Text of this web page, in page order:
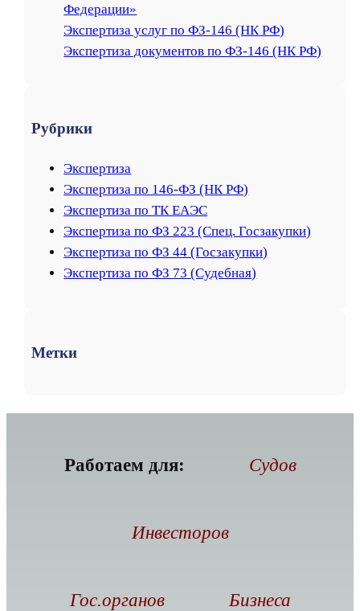
Федерации»
Экспертиза услуг по ФЗ-146 (НК РФ)
Экспертиза документов по ФЗ-146 (НК РФ)
Рубрики
Экспертиза
Экспертиза по 146-ФЗ (НК РФ)
Экспертиза по ТК ЕАЭС
Экспертиза по ФЗ 223 (Спец. Госзакупки)
Экспертиза по ФЗ 44 (Госзакупки)
Экспертиза по ФЗ 73 (Судебная)
Метки
Работаем для: Судов
Инвесторов
Гос.органов Бизнеса